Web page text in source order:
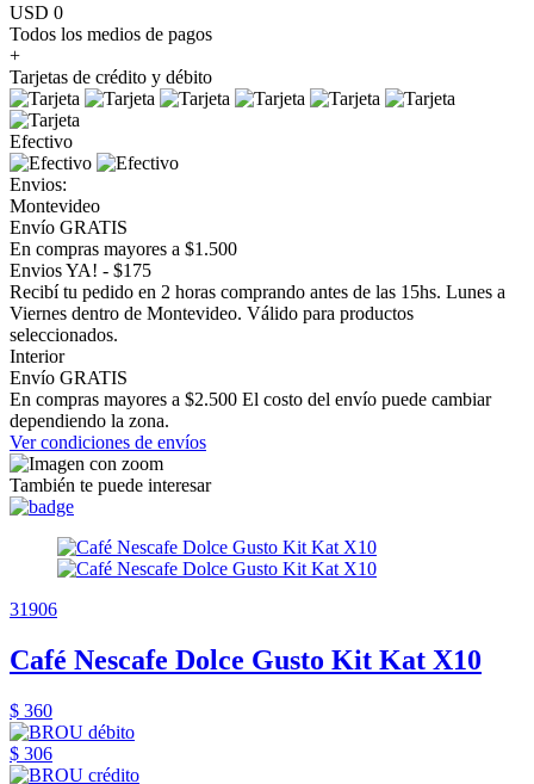
USD 0
Todos los medios de pagos
+
Tarjetas de crédito y débito
Efectivo
Envios:
Montevideo
Envío GRATIS
En compras mayores a $1.500
Envios YA! - $175
Recibí tu pedido en 2 horas comprando antes de las 15hs. Lunes a
Viernes dentro de Montevideo. Válido para productos
seleccionados.
Interior
Envío GRATIS
En compras mayores a $2.500 El costo del envío puede cambiar
dependiendo la zona.
Ver condiciones de envíos
También te puede interesar
31906
Café Nescafe Dolce Gusto Kit Kat X10
$ 360
$ 306